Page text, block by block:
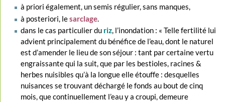
à priori également, un semis régulier, sans manques,
à posteriori, lesarclage.
dans le cas particulier du riz, l’inondation : « Telle fertilité lui
advient principalement du bénéfice de l’eau, dont le naturel
est d’amender le lieu de son séjour : tant par certaine vertu
engraissante qui la suit, que par les bestioles, racines &
herbes nuisibles qu’à la longue elle étouffe : desquelles
nuisances se trouvant déchargé le fonds au bout de cinq
mois, que continuellement l’eau y a croupi, demeure